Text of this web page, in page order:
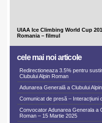
UIAA Ice Climbing World Cup
Romania – filmul
cele mai noi articole
Redirectioneaza 3.5% pentru
Clubului Alpin Roman
Adunarea Generală a Clubului
Comunicat de presă – Interacțiuni
Convocator Adunarea Generala a
Roman – 15 Martie 2025